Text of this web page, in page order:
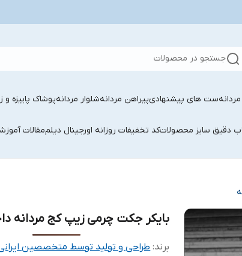
جستجو در محصولات
ست های پیشنهادیپیراهن مردانهشلوار مردانهپوشاک پاییزه و
دقیق سایز محصولاتکد تخفیفات روزانه اورجینال دیلممقالات
بایکر جکت چرمی زیپ کج مردانه
برند: طراحی و تولید توسط متخصصین